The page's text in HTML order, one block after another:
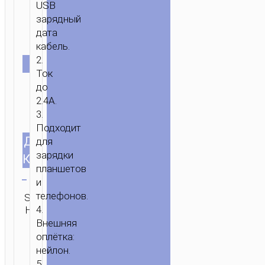
ГЛАВНАЯ /
АКСЕССУАРЫ
/
/ КАБЕЛЬ
BENEFICIO”
ЦВЕТ
ДЛИНА
КАБЕЛЯ
Очистить
SKU:
Н/Д
Категория:
USB
зарядный
дата
кабель.
2.
Ток
до
2.4A.
3.
Подходит
для
зарядки
планшетов
и
телефонов.
4.
Внешняя
оплётка:
нейлон.